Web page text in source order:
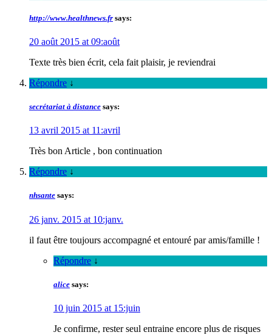
http://www.healthnews.fr says:
20 août 2015 at 09:août
Texte très bien écrit, cela fait plaisir, je reviendrai
Répondre ↓
secrétariat à distance says:
13 avril 2015 at 11:avril
Très bon Article , bon continuation
Répondre ↓
nhsante says:
26 janv. 2015 at 10:janv.
il faut être toujours accompagné et entouré par amis/famille !
Répondre ↓
alice says:
10 juin 2015 at 15:juin
Je confirme, rester seul entraine encore plus de risques